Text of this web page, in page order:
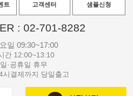
트 고객센터 샘플신청
: 02-701-8282
일 09:30~17:00
간 12:00~13:10
일·공휴일 휴무
시결제까지 당일출고